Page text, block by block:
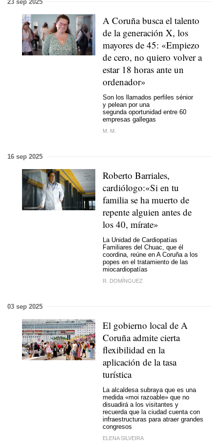
23 sep 2025
A Coruña busca el talento
de la generación X, los
mayores de 45: «Empiezo
de cero, no quiero volver a
estar 18 horas ante un
ordenador»
Son los llamados perfiles sénior
y pelean por una
segunda oportunidad entre 60
empresas gallegas
M. M.
16 sep 2025
Roberto Barriales,
cardiólogo:«Si en tu
familia se ha muerto de
repente alguien antes de
los 40, mírate»
La Unidad de Cardiopatías
Familiares del Chuac, que él
coordina, reúne en A Coruña a los
popes en el tratamiento de las
miocardiopatías
R. DOMÍNGUEZ
03 sep 2025
El gobierno local de A
Coruña admite cierta
flexibilidad en la
aplicación de la tasa
turística
La alcaldesa subraya que es una
medida «moi razoable» que no
disuadirá a los visitantes y
recuerda que la ciudad cuenta con
infraestructuras para atraer grandes
congresos
ELENA SILVEIRA